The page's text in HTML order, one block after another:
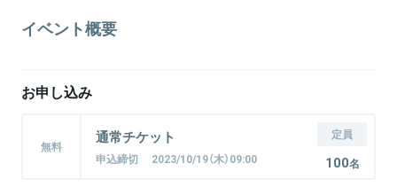
イベント概要
お申し込み
無料 通常チケット
申込締切 2023/10/19（木）09:00
定員
100名